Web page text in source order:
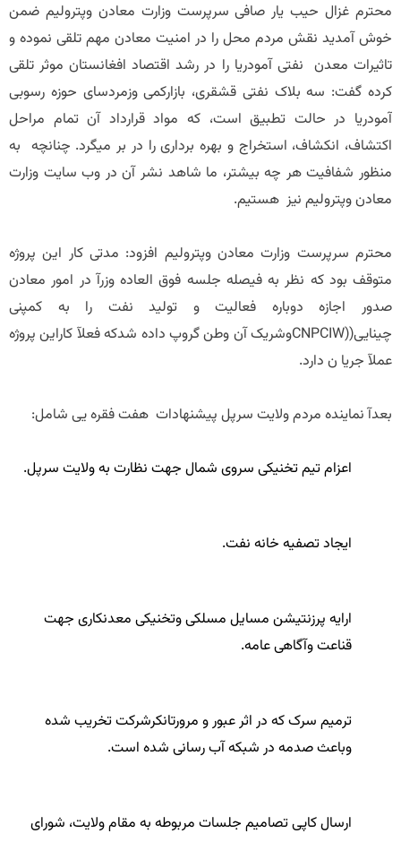
محترم غزال حیب یار صافی سرپرست وزارت معادن وپترولیم ضمن
خوش آمدید نقش مردم محل را در امنیت معادن مهم تلقی نموده و
تاثیرات معدن نفتی آمودریا را در رشد اقتصاد افغانستان موثر تلقی
کرده گفت: سه بلاک نفتی قشقری، بازارکمی وزمردسای حوزه رسوبی
آمودریا در حالت تطبیق است، که مواد قرارداد آن تمام مراحل
اکتشاف، انکشاف، استخراج و بهره برداری را در بر میگرد. چنانچه به
منظور شفافیت هر چه بیشتر، ما شاهد نشر آن در وب سایت وزارت
معادن وپترولیم نیز هستیم.
محترم سرپرست وزارت معادن وپترولیم افزود: مدتی کار این پروژه
متوقف بود که نظر به فیصله جلسه فوق العاده وزرآ در امور معادن
صدور اجازه دوباره فعالیت و تولید نفت را به کمپنی
چینایی((CNPCIWوشریک آن وطن گروپ داده شدکه فعلآ کاراین پروژه
عملآ جریا ن دارد.
بعدآ نماینده مردم ولایت سرپل پیشنهادات هفت فقره یی شامل:
اعزام تیم تخنیکی سروی شمال جهت نظارت به ولایت سرپل.
ایجاد تصفیه خانه نفت.
ارایه پرزنتیشن مسایل مسلکی وتخنیکی معدنکاری جهت
قناعت وآگاهی عامه.
ترمیم سرک که در اثر عبور و مرورتانکرشرکت تخریب شده
وباعث صدمه در شبکه آب رسانی شده است.
ارسال کاپی تصامیم جلسات مربوطه به مقام ولایت، شورای